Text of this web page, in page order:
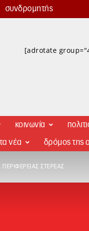
συνδρομητής
[adrotate
κοινωνία
νέα δρόμος της
ΣΤΕΡΕΆΣ